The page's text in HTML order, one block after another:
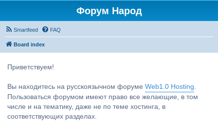
Форум Народ
Smartfeed FAQ
Board index
Приветствуем!
Вы находитесь на русскоязычном форуме Web1.0 Hosting.
Пользоваться форумом имеют право все желающие, в том
числе и на тематику, даже не по теме хостинга, в
соответствующих разделах.